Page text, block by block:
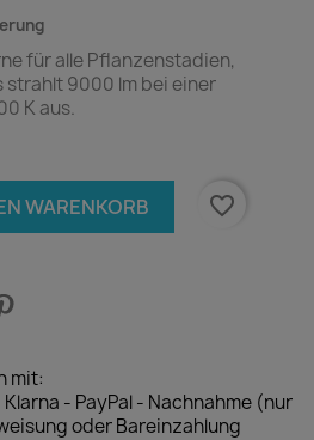
für alle Pflanzenstadien,
strahlt 9000 lm bei einer
K aus.
WARENKORB favorite_border
mit:
- PayPal - Nachnahme (nur
oder Bareinzahlung